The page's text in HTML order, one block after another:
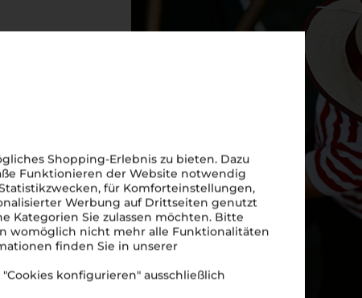
Shopping-Erlebnis zu bieten. Dazu
Funktionieren der Website notwendig
für Komforteinstellungen,
Werbung auf Drittseiten genutzt
Kategorien Sie zulassen möchten. Bitte
womöglich nicht mehr alle Funktionalitäten
finden Sie in unserer
konfigurieren" ausschließlich